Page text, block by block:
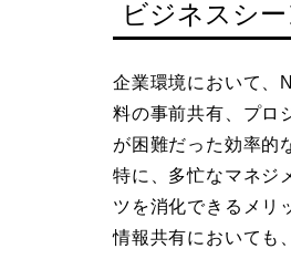
ビジネスシ
企業環境において、
料の事前共有、プロ
が困難だった効率的
特に、多忙なマネジ
ツを消化できるメリ
情報共有においても